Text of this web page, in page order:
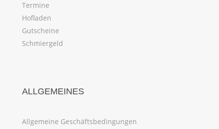
Termine
Hofladen
Gutscheine
Schmiergeld
ALLGEMEINES
Allgemeine Geschäftsbedingungen